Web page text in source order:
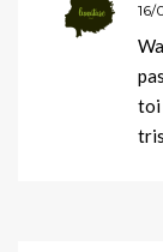
16/
toi